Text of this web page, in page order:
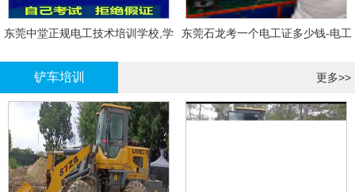
东莞中堂正规电工技术培训学校,学
东莞石龙考一个电工证多少钱-电工
铲车培训 更多>>